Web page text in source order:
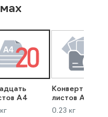
А4
Конверт до 40
листов А4
0.23 кг